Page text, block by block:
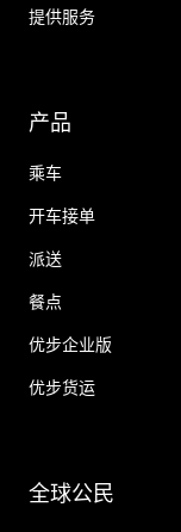
提供服务
产品
乘车
开车接单
派送
餐点
优步企业版
优步货运
全球公民